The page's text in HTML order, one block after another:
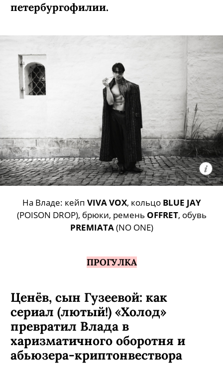
петербургофилии.
На Владе: кейп VIVA VOX, кольцо BLUE JAY
(POISON DROP), брюки, ремень OFFRET, обувь
PREMIATA(NO ONE)
ПРОГУЛКА
Ценёв, сын Гузеевой: как
сериал (лютый!) «Холод»
превратил Влада в
харизматичного оборотня и
абьюзера-криптонвествора